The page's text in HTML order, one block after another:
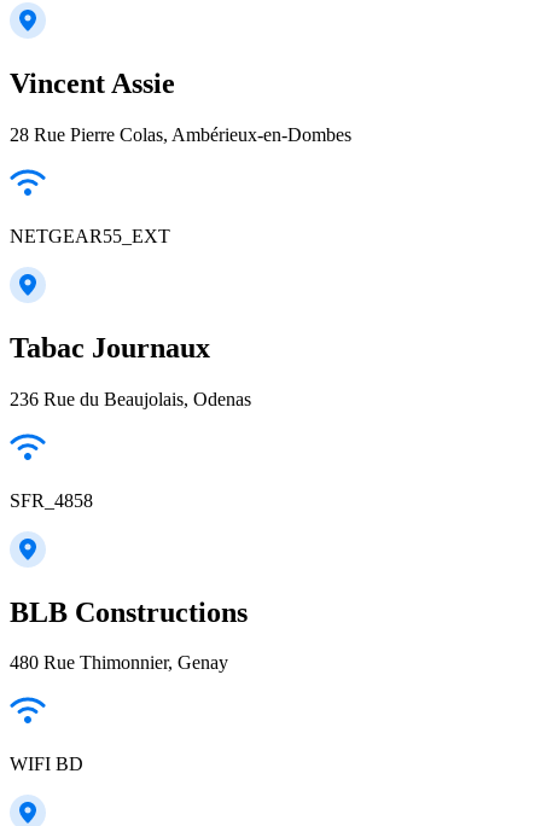
Vincent Assie
28 Rue Pierre Colas, Ambérieux-en-Dombes
NETGEAR55_EXT
Tabac Journaux
236 Rue du Beaujolais, Odenas
SFR_4858
BLB Constructions
480 Rue Thimonnier, Genay
WIFI BD